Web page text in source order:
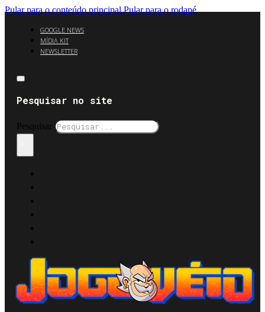
Pular para o conteúdo principal Pular para o rodapé
GOOGLE NEWS
MÍDIA KIT
NEWSLETTER
Pesquisar no site
Pesquisar